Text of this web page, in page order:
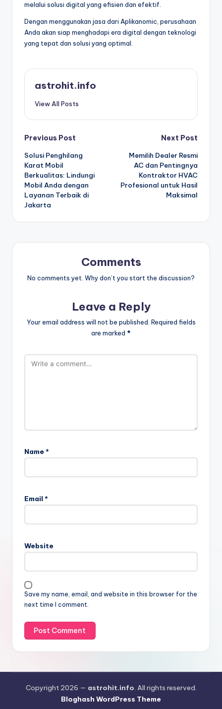
melalui solusi digital yang efisien dan efektif.
Dengan menggunakan jasa dari Aplikanomic, perusahaan
Anda akan siap menghadapi era digital dengan teknologi
yang tepat dan solusi yang optimal.
astrohit.info
View All Posts
Post
navigation
Previous Post
Solusi Penghilang
Karat Mobil
Berkualitas: Lindungi
Mobil Anda dengan
Layanan Terbaik di
Jakarta
Next Post
Memilih Dealer Resmi
AC dan Pentingnya
Kontraktor HVAC
Profesional untuk Hasil
Maksimal
Comments
No comments yet. Why don’t you start the discussion?
Leave a Reply
Your email address will not be published. Required fields
are marked *
Name *
Email *
Website
Save my name, email, and website in this browser for the
next time I comment.
Copyright 2026 — astrohit.info. All rights reserved.
Bloghash WordPress Theme